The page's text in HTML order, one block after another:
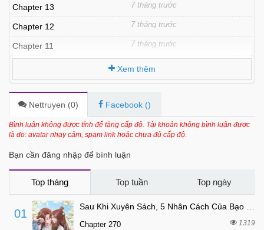
Chapter 13 7 tháng trước
Chapter 12 7 tháng trước
Chapter 11 7 tháng trước
Chapter 9.1 7 tháng trước
Chapter 9 7 tháng trước
Chapter 8 7 tháng trước
7 tháng trước
Chapter 5 7 tháng trước
Chapter 4
Chapter 3
Xem thêm
Nettruyen (0) Facebook ()
Bình luận không được tính để tăng cấp độ. Tài khoản không bình luận được
là do: avatar nhạy cảm, spam link hoặc chưa đủ cấp độ.
Bạn cần đăng nhập để bình luận
Top tháng Top tuần Top ngày
01
Chapter 270 1319